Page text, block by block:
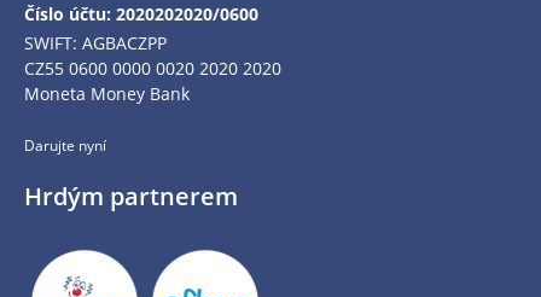
Číslo účtu: 2020202020/0600
SWIFT: AGBACZPP
CZ55 0600 0000 0020 2020 2020
Moneta Money Bank
Darujte nyní
Hrdým partnerem